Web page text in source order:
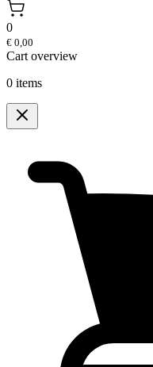
0
€ 0,00
Cart overview
0 items